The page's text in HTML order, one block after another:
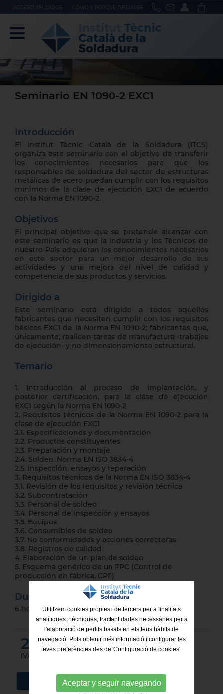
ACCÉSO AFILIADOS CÓMO Y PORQUÉ AFILIARSE
Seminario EN 1090-2 EXC1
Introducción
El Institut Tècnic Català de la Soldadura (ITCS)
organiza este seminario con el objetivo de transferir
los conocimientos necesarios para que los
responsables de soldadura del sector de estructuras
metálicas de acero puedan cumplir con los requisitos
mínimos de la clase de ejecución EXC1 de acuerdo
con la Norma EN 1090-2.
Objetivos
El principal objetivo que se pretende alcanzar con
este seminario es que la Industria y los Técnicos de
nuestro País adquieran los conocimientos necesarios
en este sector para un mejor desarrollo de sus
actividades y una mejora del nivel de calidad y
competencia de sus productos y servicios.
Dirigido a
Este seminario está dirigido a todos aquellos
fabricantes que necesiten cumplir con los requisitos
básicos EXC1 de la Norma EN 1090-2; fabricantes que,
únicamente, realicen tareas de manufactura -trabajos
de ejecución- y no dimensionamiento estructural.
Temario
1. Introducción al proceso de implantación, y
posterior certificación, para la clase de ejecución
EXC1 según la Norma EN 1090-2
2. Requisitos técnicos de la Norma EN 1090-2 para la
clase de ejecución EXC1
2.1. Especificaciones y documentación
2.2. Productos constituyentes
2.3. Preparación y montaje
2.4. Soldeo. Norma EN ISO 3834-4
2.5. Inspección, ensayos y reparación
3. Requisitos técnicos de la Norma EN ISO 3834-4
3.1. Revisión de los requisitos y revisión técnica
3.2. Subcontratación
3.3. Personal de soldeo
3.4. Personal de inspección y ensayos
3.5. Equipos
3.6. Consumibles de soldeo
3.7. No conformidades y acciones correctoras
3.8. Registros de calidad
4. Elaboración de un plan de soldeo
5. Esquema genérico de un FPC (Control de
producción en fábrica, CPF)
Duración total
6 horas
290.40 €
IVA incluido
PEDIR MÁS INFORMACIÓN
Utilitzem cookies pròpies i de tercers per a finalitats
analítiques i tècniques, tractant dades necessàries per a
l'elaboració de perfils basats en els teus hàbits de
navegació. Pots obtenir més informació i configurar les
teves preferències des de 'Configuració de cookies'.
Aceptar y seguir navegando